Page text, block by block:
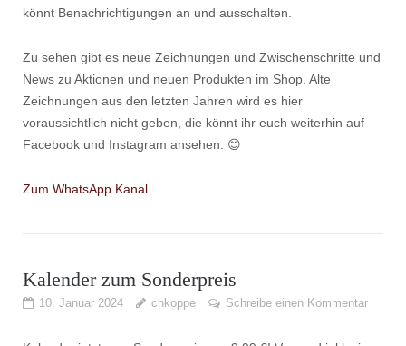
könnt Benachrichtigungen an und ausschalten.
Zu sehen gibt es neue Zeichnungen und Zwischenschritte und
News zu Aktionen und neuen Produkten im Shop. Alte
Zeichnungen aus den letzten Jahren wird es hier
voraussichtlich nicht geben, die könnt ihr euch weiterhin auf
Facebook und Instagram ansehen. 😊
Zum WhatsApp Kanal
Kalender zum Sonderpreis
10. Januar 2024 chkoppe Schreibe einen Kommentar